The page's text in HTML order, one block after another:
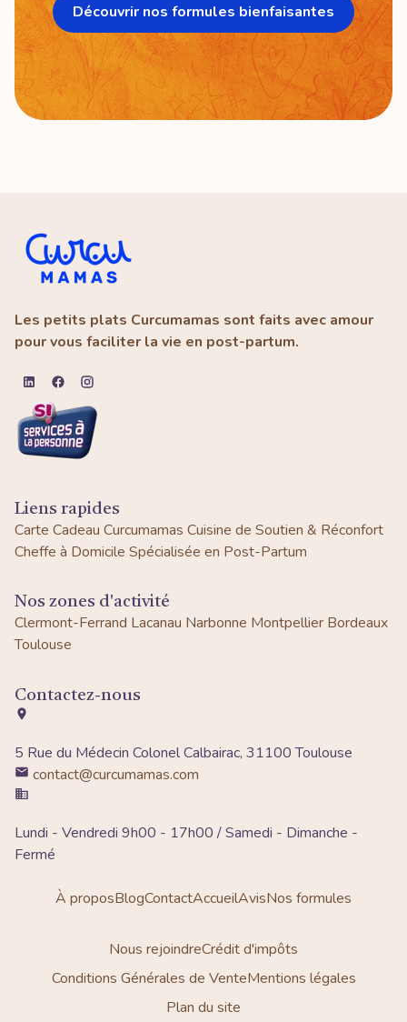
Découvrir nos formules bienfaisantes
Les petits plats Curcumamas sont faits avec amour
pour vous faciliter la vie en post-partum.
Liens rapides
Carte Cadeau Curcumamas Cuisine de Soutien & Réconfort
Cheffe à Domicile Spécialisée en Post-Partum
Nos zones d'activité
Clermont-Ferrand Lacanau Narbonne Montpellier Bordeaux
Toulouse
Contactez-nous
5 Rue du Médecin Colonel Calbairac, 31100 Toulouse
contact@curcumamas.com
Lundi - Vendredi 9h00 - 17h00 / Samedi - Dimanche -
Fermé
À proposBlogContactAccueilAvisNos formules
Nous rejoindreCrédit d'impôts
Conditions Générales de VenteMentions légales
Plan du site